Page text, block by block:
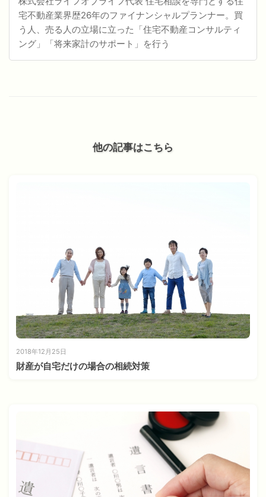
宅不動産業界歴26年のファイナンシャルプランナー。買
う人、売る人の立場に立った「住宅不動産コンサルティ
ング」「将来家計のサポート」を行う
他の記事はこちら
2018年12月25日
財産が自宅だけの場合の相続対策